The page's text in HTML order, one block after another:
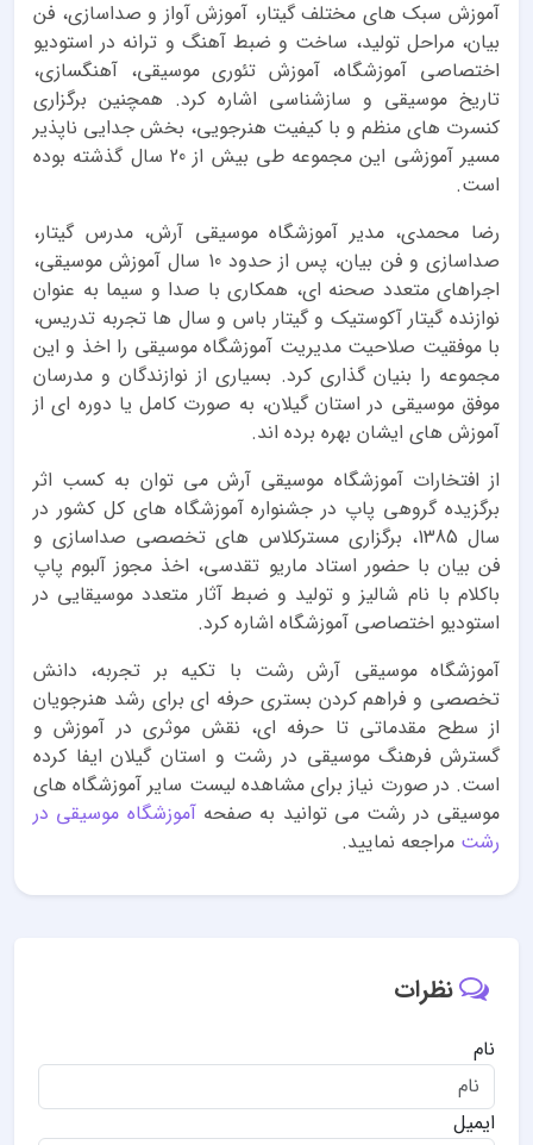
آموزش سبک های مختلف گیتار، آموزش آواز و صداسازی، فن
بیان، مراحل تولید، ساخت و ضبط آهنگ و ترانه در استودیو
اختصاصی آموزشگاه، آموزش تئوری موسیقی، آهنگسازی،
تاریخ موسیقی و سازشناسی اشاره کرد. همچنین برگزاری
کنسرت های منظم و با کیفیت هنرجویی، بخش جدایی ناپذیر
مسیر آموزشی این مجموعه طی بیش از 20 سال گذشته بوده
است.
رضا محمدی، مدیر آموزشگاه موسیقی آرش، مدرس گیتار،
صداسازی و فن بیان، پس از حدود 10 سال آموزش موسیقی،
اجراهای متعدد صحنه ای، همکاری با صدا و سیما به عنوان
نوازنده گیتار آکوستیک و گیتار باس و سال ها تجربه تدریس،
با موفقیت صلاحیت مدیریت آموزشگاه موسیقی را اخذ و این
مجموعه را بنیان گذاری کرد. بسیاری از نوازندگان و مدرسان
موفق موسیقی در استان گیلان، به صورت کامل یا دوره ای از
آموزش های ایشان بهره برده اند.
از افتخارات آموزشگاه موسیقی آرش می توان به کسب اثر
برگزیده گروهی پاپ در جشنواره آموزشگاه های کل کشور در
سال 1385، برگزاری مسترکلاس های تخصصی صداسازی و
فن بیان با حضور استاد ماریو تقدسی، اخذ مجوز آلبوم پاپ
باکلام با نام شالیز و تولید و ضبط آثار متعدد موسیقایی در
استودیو اختصاصی آموزشگاه اشاره کرد.
آموزشگاه موسیقی آرش رشت با تکیه بر تجربه، دانش
تخصصی و فراهم کردن بستری حرفه ای برای رشد هنرجویان
از سطح مقدماتی تا حرفه ای، نقش موثری در آموزش و
گسترش فرهنگ موسیقی در رشت و استان گیلان ایفا کرده
است. در صورت نیاز برای مشاهده لیست سایر آموزشگاه های
موسیقی در رشت می توانید به صفحهآموزشگاه موسیقی در
رشت مراجعه نمایید.
نظرات
نام
ایمیل